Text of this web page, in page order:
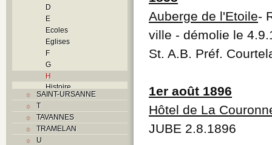
D
E
Ecoles
Eglises
F
G
H
Histoire
I
J
K
SAINT-URSANNE
T
TAVANNES
TRAMELAN
U
Auberge de l'Etoile-
ville - démolie le
St. A.B. Préf.
1er août 1896
Hôtel de La
JUBE 2.8.1896